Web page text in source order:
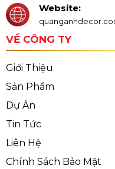
Website:
VỀ CÔNG TY
Giới Thiệu
Sản Phẩm
Dự Án
Tin Tức
Liên Hệ
Chính Sách Bảo Mật